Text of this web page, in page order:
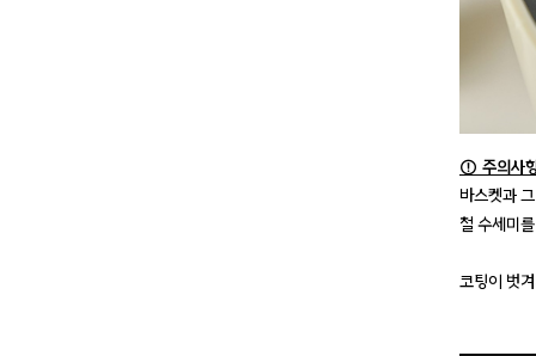
⚠️ 주의사
바스켓과
철 수세미
코팅이 벗